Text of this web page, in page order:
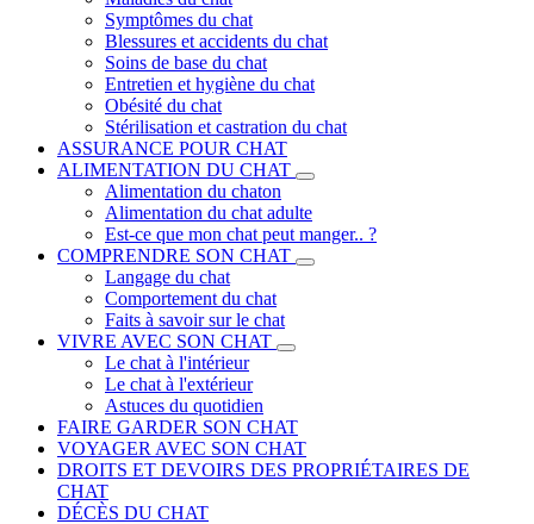
Symptômes du chat
Blessures et accidents du chat
Soins de base du chat
Entretien et hygiène du chat
Obésité du chat
Stérilisation et castration du chat
ASSURANCE POUR CHAT
ALIMENTATION DU CHAT
Alimentation du chaton
Alimentation du chat adulte
Est-ce que mon chat peut manger.. ?
COMPRENDRE SON CHAT
Langage du chat
Comportement du chat
Faits à savoir sur le chat
VIVRE AVEC SON CHAT
Le chat à l'intérieur
Le chat à l'extérieur
Astuces du quotidien
FAIRE GARDER SON CHAT
VOYAGER AVEC SON CHAT
DROITS ET DEVOIRS DES PROPRIÉTAIRES DE
CHAT
DÉCÈS DU CHAT